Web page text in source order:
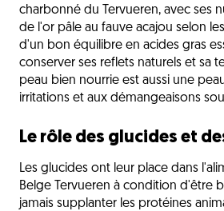
charbonné du Tervueren, avec ses
de l'or pâle au fauve acajou selon
d'un bon équilibre en acides gras
conserver ses reflets naturels et sa
peau bien nourrie est aussi une
irritations et aux démangeaisons
Le rôle des glucides et
Les glucides ont leur place dans
Belge Tervueren à condition d'être
jamais supplanter les protéines